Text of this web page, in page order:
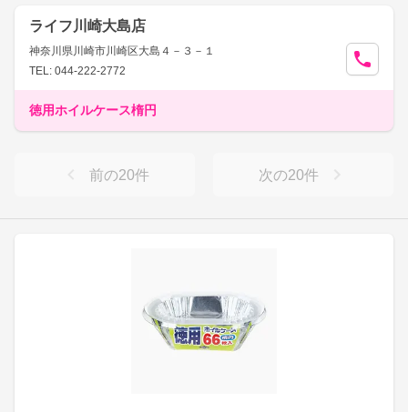
ライフ川崎大島店
神奈川県川崎市川崎区大島４－３－１
TEL: 044-222-2772
徳用ホイルケース楕円
前の20件 次の20件